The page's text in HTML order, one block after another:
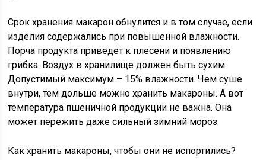
Срок хранения макарон обнулится и в том случае, если
изделия содержались при повышенной влажности.
Порча продукта приведет к плесени и появлению
грибка. Воздух в хранилище должен быть сухим.
Допустимый максимум – 15% влажности. Чем суше
внутри, тем дольше можно хранить макароны. А вот
температура пшеничной продукции не важна. Она
может пережить даже сильный зимний мороз.
Как хранить макароны, чтобы они не испортились?